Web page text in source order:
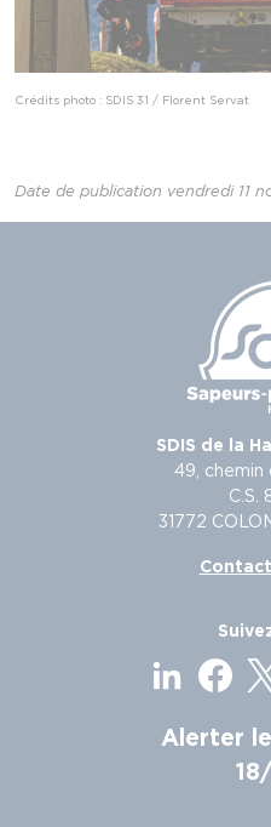
Crédits photo : SDIS 31 / Florent Servat
Date de publication vendredi 11
SDIS de la
49, chemin
C.S.
31772
Alerter